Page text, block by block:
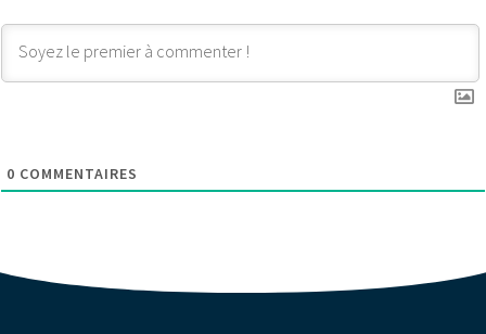
0 COMMENTAIRES